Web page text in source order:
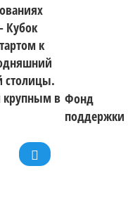
Кубок
к
столицы.
крупным в Фонд
поддержки